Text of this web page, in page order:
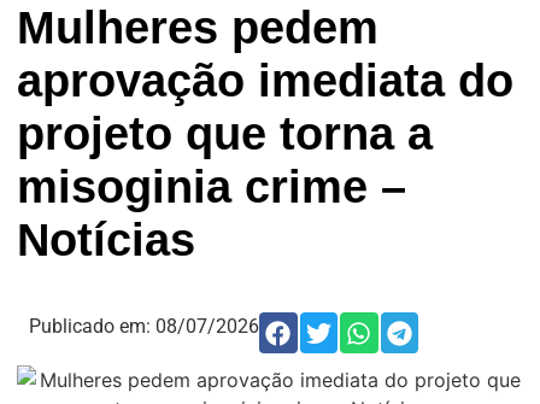
Mulheres pedem
aprovação imediata do
projeto que torna a
misoginia crime –
Notícias
Publicado em: 08/07/2026